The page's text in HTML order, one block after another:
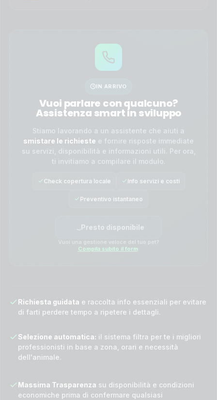
IN ARRIVO
Vuoi parlare con qualcuno?
Assistenza smart in sviluppo
Stiamo lavorando a un assistente che aiuti a
smistare le richieste e fornire risposte immediate
su servizi, disponibilità e informazioni utili. Per ora,
ti invitiamo a compilare il modulo.
Check copertura locale Info servizi e costi
Preventivo istantaneo
Presto disponibile
Vuoi una gestione veloce del tuo pet?
Compila subito il form
Richiesta guidata e raccolta info essenziali per evitare
di farti perdere tempo a ripetere i dettagli.
Selezione automatica: il sistema filtra per te i migliori
professionisti in base a zona, orari e necessità
dell'animale.
Massima Trasparenza su disponibilità e condizioni
economiche prima di confermare qualsiasi